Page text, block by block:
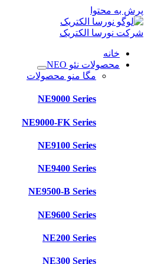
پرش به محتوا
شرکت نورسا الکتریک
خانه
محصولات نئو NEO
مگا منو محصولات
NE9000 Series
NE9000-FK Series
NE9100 Series
NE9400 Series
NE9500-B Series
NE9600 Series
NE200 Series
NE300 Series